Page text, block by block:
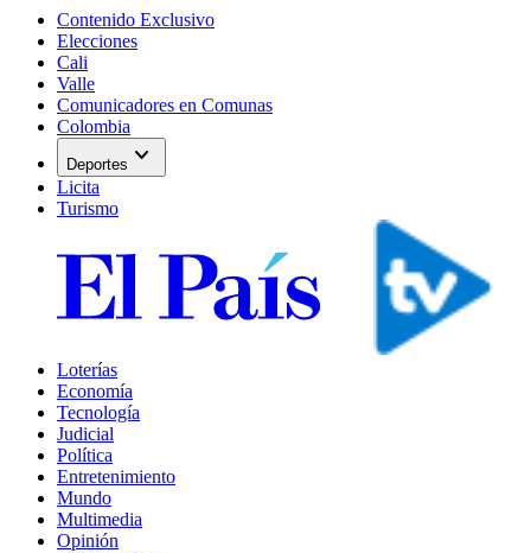
Contenido Exclusivo
Elecciones
Cali
Valle
Comunicadores en Comunas
Colombia
Deportes expand_more
Licita
Turismo
Loterías
Economía
Tecnología
Judicial
Política
Entretenimiento
Mundo
Multimedia
Opinión